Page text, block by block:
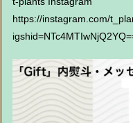
https://instagram.com/